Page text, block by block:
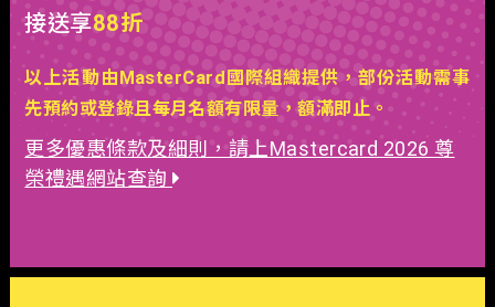
接送享88折
以上活動由MasterCard國際組織提供，部份活動需事
先預約或登錄且每月名額有限量，額滿即止。
更多優惠條款及細則，請上Mastercard 2026 尊
榮禮遇網站查詢